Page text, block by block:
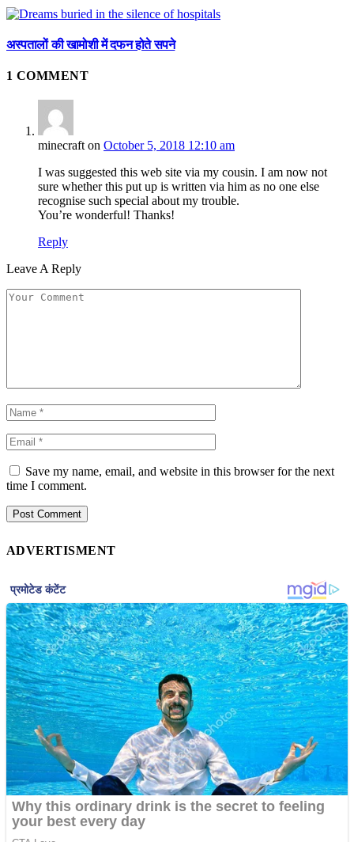
अस्पतालों की खामोशी में दफन होते सपने
1 COMMENT
minecrafton October 5, 2018 12:10 am
I was suggested this web site via my cousin. I am now not
sure whether this put up is written via him as no one else
recognise such special about my trouble.
You’re wonderful! Thanks!
Reply
Leave A Reply
Save my name, email, and website in this browser for the next
time I comment.
ADVERTISMENT